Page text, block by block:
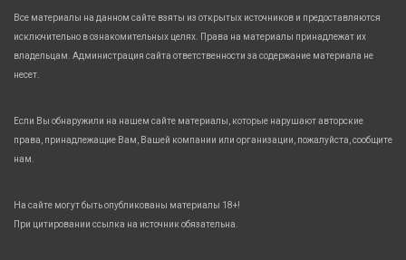
Все материалы на данном сайте взяты из открытых источников и предоставляются
исключительно в ознакомительных целях. Права на материалы принадлежат их
владельцам. Администрация сайта ответственности за содержание материала не
несет.
Если Вы обнаружили на нашем сайте материалы, которые нарушают авторские
права, принадлежащие Вам, Вашей компании или организации, пожалуйста, сообщите
нам.
На сайте могут быть опубликованы материалы 18+!
При цитировании ссылка на источник обязательна.